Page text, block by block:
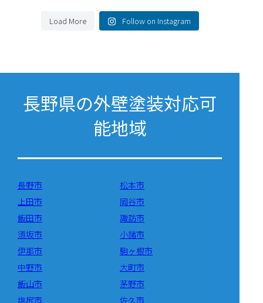
Load More Follow on Instagram
長野県の外壁塗装対応可
能地域
長野市
松本市
上田市
岡谷市
飯田市
諏訪市
須坂市
小諸市
伊那市
駒ヶ根市
中野市
大町市
飯山市
茅野市
塩尻市
佐久市